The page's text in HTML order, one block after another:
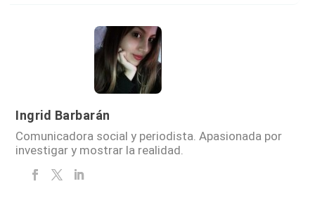
Ingrid Barbarán
Comunicadora social y periodista. Apasionada por
investigar y mostrar la realidad.